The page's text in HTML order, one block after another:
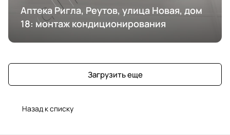
Аптека Ригла, Реутов, улица Новая, дом
18: монтаж кондиционирования
Загрузить еще
Назад к списку